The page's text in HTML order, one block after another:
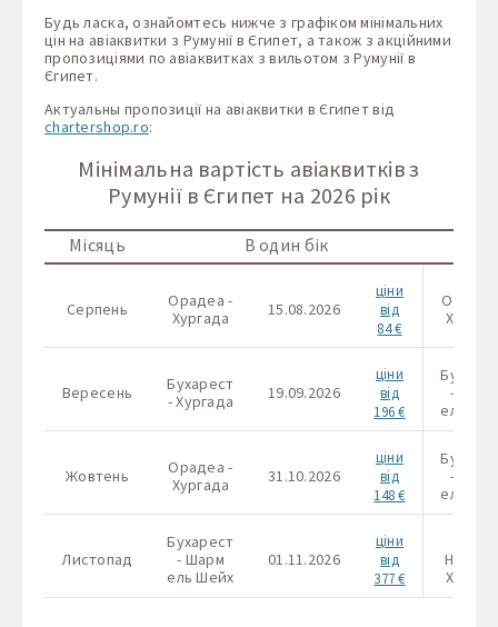
Будь ласка, ознайомтесь нижче з графіком мінімальних
цін на авіаквитки з Румунії в Єгипет, а також з акційними
пропозиціями по авіаквитках з вильотом з Румунії в
Єгипет.
Актуальны пропозиції на авіаквитки в Єгипет від
chartershop.ro:
Мінімальна вартість авіаквитків з
Румунії в Єгипет на 2026 рік
Місяць В один бік
Серпень
Орадеа -
Хургада
15.08.2026
ціни
від
84 €
Вересень
Бухарест
- Хургада
19.09.2026
ціни
від
196 €
- Шарм
ель
Жовтень
Орадеа -
Хургада
31.10.2026
ціни
від
148 €
- Шарм
ель
Листопад
Бухарест
- Шарм
ель Шейх
01.11.2026
ціни
від
377 €
Напока